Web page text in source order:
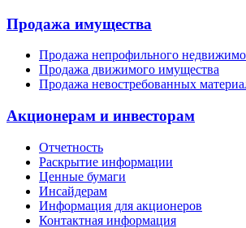
Продажа имущества
Продажа непрофильного
Продажа движимого имущества
Продажа невостребованных
Акционерам и инвесторам
Отчетность
Раскрытие информации
Ценные бумаги
Инсайдерам
Информация для акционеров
Контактная информация